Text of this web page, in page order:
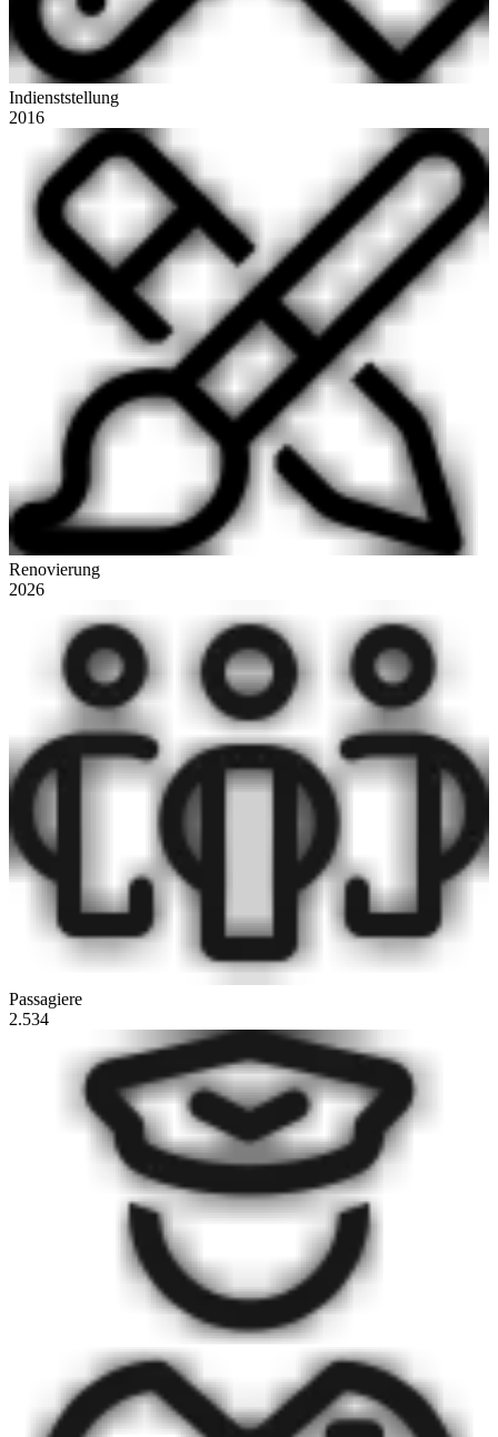
Indienststellung
2016
Renovierung
2026
Passagiere
2.534